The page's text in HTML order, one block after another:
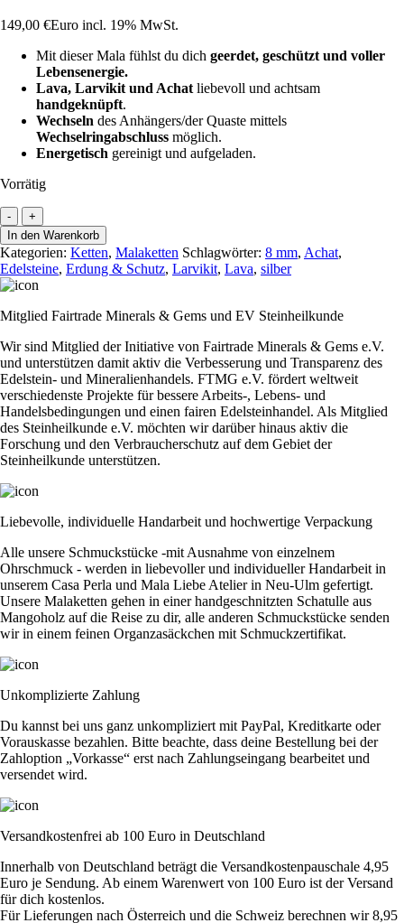
149,00 €Euro incl. 19% MwSt.
Mit dieser Mala fühlst du dich geerdet, geschützt und voller
Lebensenergie.
Lava, Larvikit und Achat liebevoll und achtsam
handgeknüpft.
Wechseln des Anhängers/der Quaste mittels
Wechselringabschluss möglich.
Energetisch gereinigt und aufgeladen.
Vorrätig
-
Mala
"Roots
&
Fire"
Menge
+
In den Warenkorb
Kategorien: Ketten, Malaketten Schlagwörter: 8 mm, Achat,
Edelsteine, Erdung & Schutz, Larvikit, Lava, silber
Mitglied Fairtrade Minerals & Gems und EV Steinheilkunde
Wir sind Mitglied der Initiative von Fairtrade Minerals & Gems e.V.
und unterstützen damit aktiv die Verbesserung und Transparenz des
Edelstein- und Mineralienhandels. FTMG e.V. fördert weltweit
verschiedenste Projekte für bessere Arbeits-, Lebens- und
Handelsbedingungen und einen fairen Edelsteinhandel. Als Mitglied
des Steinheilkunde e.V. möchten wir darüber hinaus aktiv die
Forschung und den Verbraucherschutz auf dem Gebiet der
Steinheilkunde unterstützen.
Liebevolle, individuelle Handarbeit und hochwertige Verpackung
Alle unsere Schmuckstücke -mit Ausnahme von einzelnem
Ohrschmuck - werden in liebevoller und individueller Handarbeit in
unserem Casa Perla und Mala Liebe Atelier in Neu-Ulm gefertigt.
Unsere Malaketten gehen in einer handgeschnitzten Schatulle aus
Mangoholz auf die Reise zu dir, alle anderen Schmuckstücke senden
wir in einem feinen Organzasäckchen mit Schmuckzertifikat.
Unkomplizierte Zahlung
Du kannst bei uns ganz unkompliziert mit PayPal, Kreditkarte oder
Vorauskasse bezahlen. Bitte beachte, dass deine Bestellung bei der
Zahloption „Vorkasse“ erst nach Zahlungseingang bearbeitet und
versendet wird.
Versandkostenfrei ab 100 Euro in Deutschland
Innerhalb von Deutschland beträgt die Versandkostenpauschale 4,95
Euro je Sendung. Ab einem Warenwert von 100 Euro ist der Versand
für dich kostenlos.
Für Lieferungen nach Österreich und die Schweiz berechnen wir 8,95